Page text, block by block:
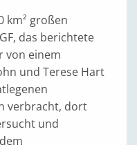
km² großen
das berichtete
von einem
und Terese Hart
verbracht, dort
und